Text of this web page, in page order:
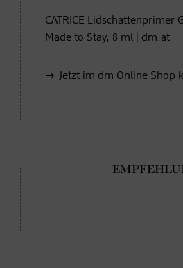
CATRICE Lidschattenprimer
Made to Stay, 8 ml | dm.at
Jetzt im dm Online Shop